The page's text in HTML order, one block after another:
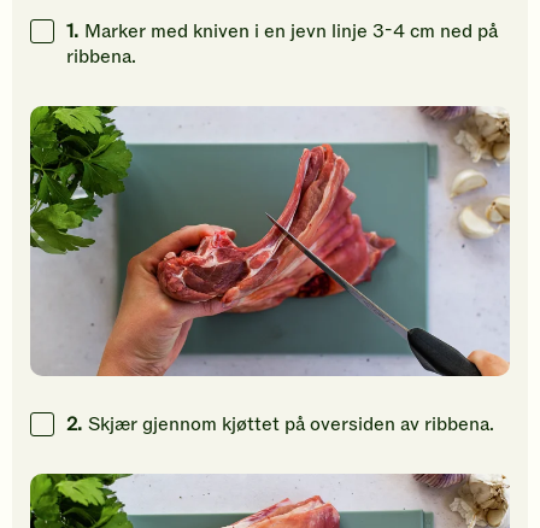
gi
din
vurdering.
din
din
1. Marker med kniven i en jevn linje 3-4 cm ned på
ribbena.
2. Skjær gjennom kjøttet på oversiden av ribbena.